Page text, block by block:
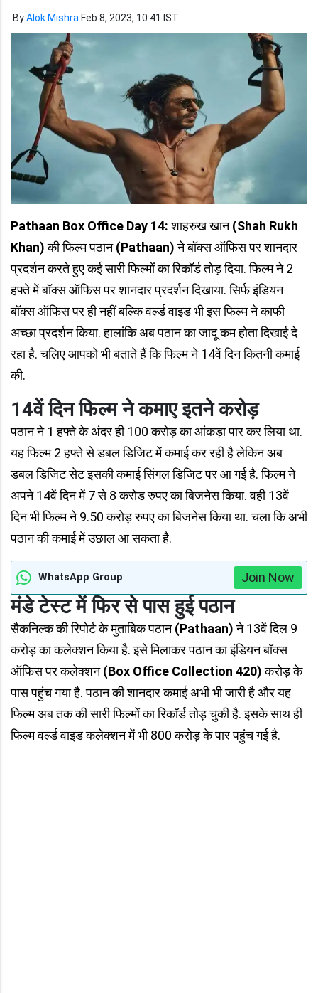
ByAlok Mishra Feb 8, 2023, 10:41 IST
Pathaan Box Office Day 14:शाहरुख खान(Shah Rukh
Khan)की फिल्म पठान(Pathaan)ने बॉक्स ऑफिस पर शानदार
प्रदर्शन करते हुए कई सारी फिल्मों का रिकॉर्ड तोड़ दिया. फिल्म ने 2
हफ्ते में बॉक्स ऑफिस पर शानदार प्रदर्शन दिखाया. सिर्फ इंडियन
बॉक्स ऑफिस पर ही नहीं बल्कि वर्ल्ड वाइड भी इस फिल्म ने काफी
अच्छा प्रदर्शन किया. हालांकि अब पठान का जादू कम होता दिखाई दे
रहा है. चलिए आपको भी बताते हैं कि फिल्म ने 14वें दिन कितनी कमाई
की.
14वें दिन फिल्म ने कमाए इतने करोड़
पठान ने 1 हफ्ते के अंदर ही 100 करोड़ का आंकड़ा पार कर लिया था.
यह फिल्म 2 हफ्ते से डबल डिजिट में कमाई कर रही है लेकिन अब
डबल डिजिट सेट इसकी कमाई सिंगल डिजिट पर आ गई है. फिल्म ने
अपने 14वें दिन में 7 से 8 करोड रुपए का बिजनेस किया. वही 13वें
दिन भी फिल्म ने 9.50 करोड़ रुपए का बिजनेस किया था. चला कि अभी
पठान की कमाई में उछाल आ सकता है.
WhatsApp Group Join Now
मंडे टेस्ट में फिर से पास हुई पठान
सैकनिल्क की रिपोर्ट के मुताबिक पठान(Pathaan)ने 13वें दिल 9
करोड़ का कलेक्शन किया है. इसे मिलाकर पठान का इंडियन बॉक्स
ऑफिस पर कलेक्शन(Box Office Collection 420)करोड़ के
पास पहुंच गया है. पठान की शानदार कमाई अभी भी जारी है और यह
फिल्म अब तक की सारी फिल्मों का रिकॉर्ड तोड़ चुकी है. इसके साथ ही
फिल्म वर्ल्ड वाइड कलेक्शन में भी 800 करोड़ के पार पहुंच गई है.